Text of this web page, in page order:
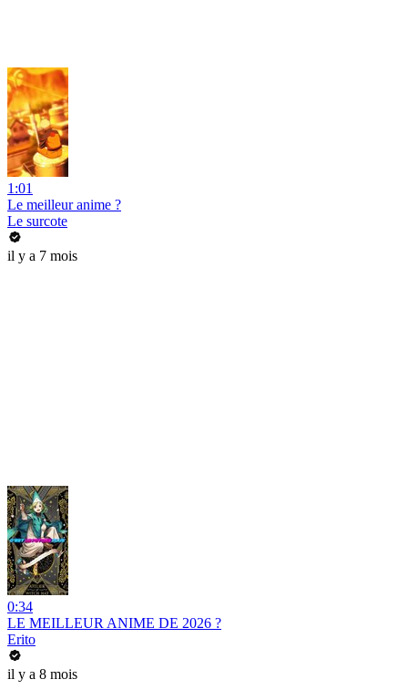
1:01
Le meilleur anime ?
Le surcote
il y a 7 mois
0:34
LE MEILLEUR ANIME DE 2026 ?
Erito
il y a 8 mois